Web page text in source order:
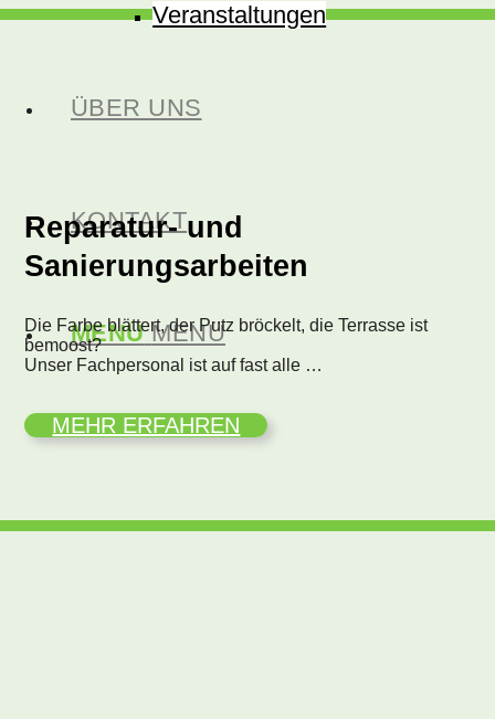
Veranstaltungen
ÜBER UNS
KONTAKT
MENÜ MENÜ
Reparatur- und
Sanierungsarbeiten
Die Farbe blättert, der Putz bröckelt, die Terrasse ist
bemoost?
Unser Fachpersonal ist auf fast alle …
MEHR ERFAHREN